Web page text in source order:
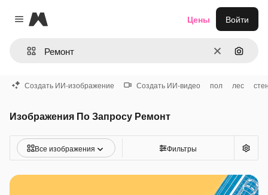
Close menu
Magnific
ОчиститьПоиск
Цены Войти
Создать ИИ-изображение Создать ИИ-видео пол лес
Изображения По Запросу Ремонт
Все изображения Фильтры